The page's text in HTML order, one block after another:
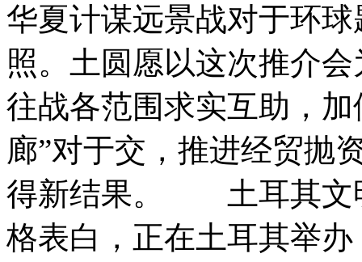
华夏计谋远景战对于环
照。土圆愿以这次推介
往战各范围求实互助，加
廊”对于交，推进经贸抛
得新结果。 土耳其文
格表白，正在土耳其举